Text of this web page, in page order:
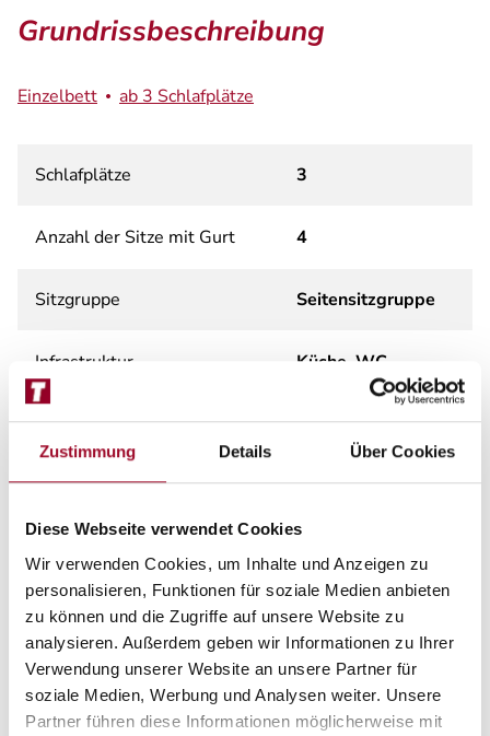
Zustimmung Details Über Cookies
Diese Webseite verwendet Cookies
Wir verwenden Cookies, um Inhalte und Anzeigen zu
personalisieren, Funktionen für soziale Medien anbieten
zu können und die Zugriffe auf unsere Website zu
analysieren. Außerdem geben wir Informationen zu Ihrer
Verwendung unserer Website an unsere Partner für
soziale Medien, Werbung und Analysen weiter. Unsere
Partner führen diese Informationen möglicherweise mit
Grundrissbeschreibung
Einzelbett ab 3 Schlafplätze
Schlafplätze 3
Anzahl der Sitze mit Gurt 4
Sitzgruppe Seitensitzgruppe
Infrastruktur Küche, WC
Betten Einzelbett
Nacht